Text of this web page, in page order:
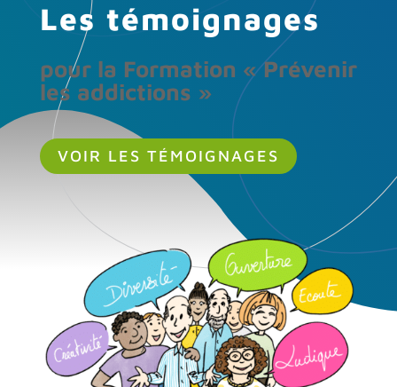
Les témoignages
pour la Formation « Prévenir
les addictions »
VOIR LES TÉMOIGNAGES